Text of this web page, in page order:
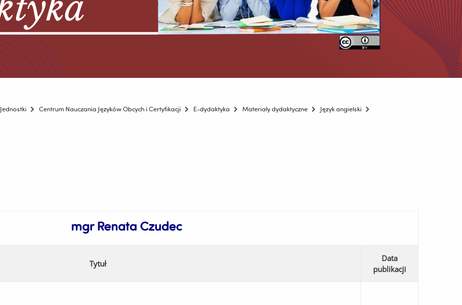
Jednostki Centrum Nauczania Języków Obcych i Certyfikacji E-dydaktyka Materiały dydaktyczne
Język angielski
mgr Renata Czudec
Tytuł
Data
publikacji